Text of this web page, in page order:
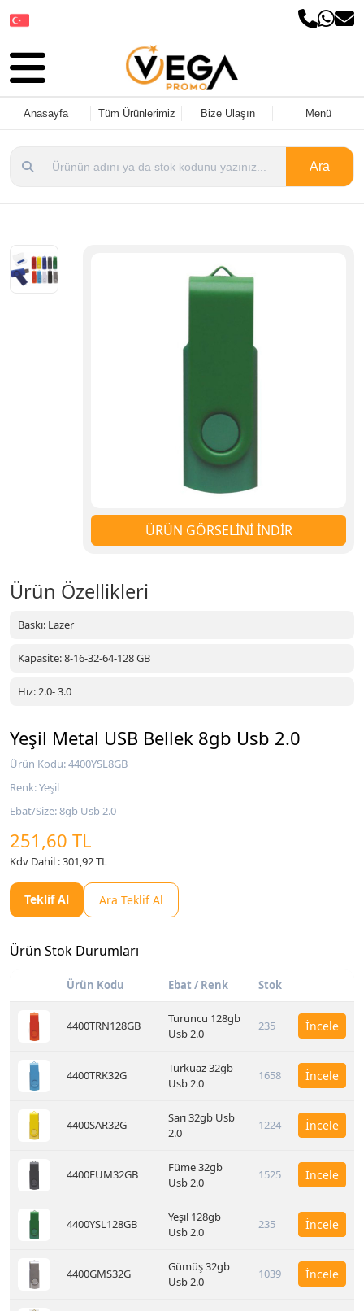
Anasayfa Tüm Ürünlerimiz Bize Ulaşın Menü
Ara
ÜRÜN GÖRSELİNİ İNDİR
Ürün Özellikleri
Baskı: Lazer
Kapasite: 8-16-32-64-128 GB
Hız: 2.0- 3.0
Yeşil Metal USB Bellek 8gb Usb 2.0
Ürün Kodu: 4400YSL8GB
Renk: Yeşil
Ebat/Size: 8gb Usb 2.0
251,60 TL
Kdv Dahil : 301,92 TL
Teklif Al Ara Teklif Al
Ürün Stok Durumları
Ürün Kodu Ebat / Renk Stok
4400TRN128GB
Turuncu 128gb
Usb 2.0
235 İncele
4400TRK32G
Turkuaz 32gb
Usb 2.0
1658 İncele
4400SAR32G
Sarı 32gb Usb
2.0
1224 İncele
4400FUM32GB
Füme 32gb
Usb 2.0
1525 İncele
4400YSL128GB
Yeşil 128gb
Usb 2.0
235 İncele
4400GMS32G
Gümüş 32gb
Usb 2.0
1039 İncele